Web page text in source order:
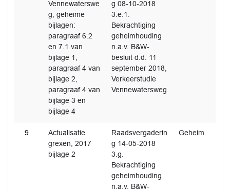
Vennewaterswe
g, geheime
bijlagen:
paragraaf 6.2
en 7.1 van
bijlage 1,
paragraaf 4 van
bijlage 2,
paragraaf 4 van
bijlage 3 en
bijlage 4
g 08-10-2018
3.e.1.
Bekrachtiging
geheimhouding
n.a.v. B&W-
besluit d.d. 11
september 2018,
Verkeerstudie
Vennewatersweg
9
Actualisatie
grexen, 2017
bijlage 2
Raadsvergaderin
g 14-05-2018
3.g.
Bekrachtiging
geheimhouding
n.a.v. B&W-
Geheim